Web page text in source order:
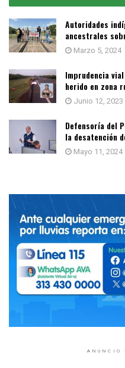
Autoridades
ancestrales
Marzo 5, 2024
Imprudencia
herido en zona
Junio 12, 2023
Defensoría del
la desatención
Mayo 11, 2024
ANUNCIO